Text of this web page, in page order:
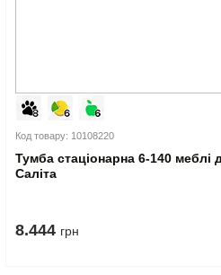
Код товару: 10108220
Тумба стаціонарна 6-140 меблі
Саліта
8.444 грн